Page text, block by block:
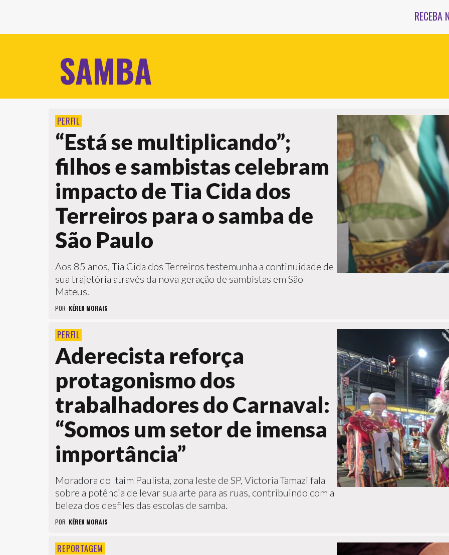
RECEBA
SAMBA
PERFIL
“Está se multiplicando”;
filhos e sambistas celebram
impacto de Tia Cida dos
Terreiros para o samba de
São Paulo
Aos 85 anos, Tia Cida dos Terreiros testemunha a continuidade de
sua trajetória através da nova geração de sambistas em São
Mateus.
POR KÉREN MORAIS
PERFIL
Aderecista reforça
protagonismo dos
trabalhadores do Carnaval:
“Somos um setor de imensa
importância”
Moradora do Itaim Paulista, zona leste de SP, Victoria Tamazi fala
sobre a potência de levar sua arte para as ruas, contribuindo com a
beleza dos desfiles das escolas de samba.
POR KÉREN MORAIS
REPORTAGEM